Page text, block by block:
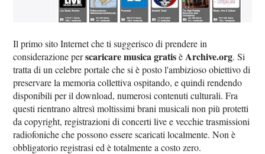
Il primo sito Internet che ti suggerisco di prendere in
considerazione perscaricare musica gratisè Archive.org. Si
tratta di un celebre portale che si è posto l'ambizioso obiettivo di
preservare la memoria collettiva ospitando, e quindi rendendo
disponibili per il download, numerosi contenuti culturali. Fra
questi rientrano altresì moltissimi brani musicali non più protetti
da copyright, registrazioni di concerti live e vecchie trasmissioni
radiofoniche che possono essere scaricati localmente. Non è
obbligatorio registrasi ed è totalmente a costo zero.